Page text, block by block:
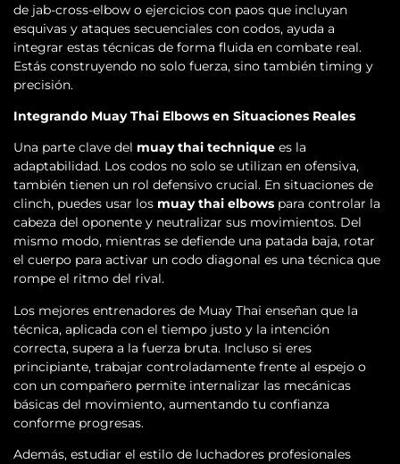
de jab-cross-elbow o ejercicios con paos que incluyan
esquivas y ataques secuenciales con codos, ayuda a
integrar estas técnicas de forma fluida en combate real.
Estás construyendo no solo fuerza, sino también timing y
precisión.
Integrando Muay Thai Elbows en Situaciones Reales
Una parte clave del muay thai technique es la
adaptabilidad. Los codos no solo se utilizan en ofensiva,
también tienen un rol defensivo crucial. En situaciones de
clinch, puedes usar los muay thai elbows para controlar la
cabeza del oponente y neutralizar sus movimientos. Del
mismo modo, mientras se defiende una patada baja, rotar
el cuerpo para activar un codo diagonal es una técnica que
rompe el ritmo del rival.
Los mejores entrenadores de Muay Thai enseñan que la
técnica, aplicada con el tiempo justo y la intención
correcta, supera a la fuerza bruta. Incluso si eres
principiante, trabajar controladamente frente al espejo o
con un compañero permite internalizar las mecánicas
básicas del movimiento, aumentando tu confianza
conforme progresas.
Además, estudiar el estilo de luchadores profesionales